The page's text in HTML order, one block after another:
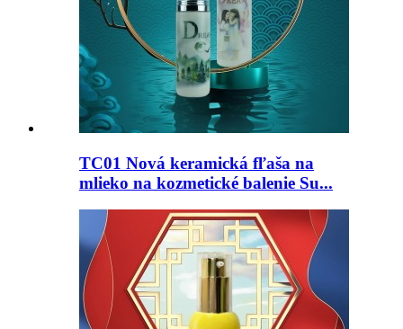
TC01 Nová keramická fľaša na
mlieko na kozmetické balenie Su...